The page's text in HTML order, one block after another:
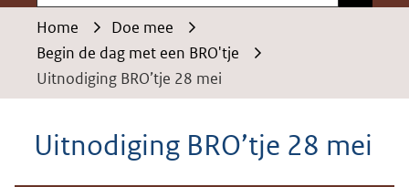
Home
Doe mee
Begin de dag met een BRO'tje
Uitnodiging BRO’tje 28 mei
Uitnodiging BRO’tje 28 mei